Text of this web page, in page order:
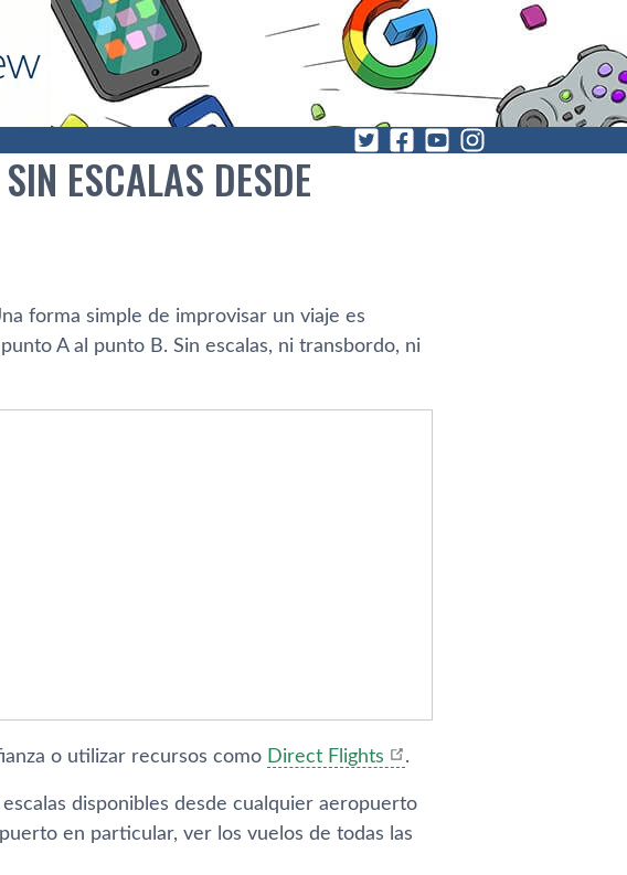
ESCALAS DESDE
forma simple de improvisar un viaje es
A al punto B. Sin escalas, ni transbordo, ni
o utilizar recursos como Direct Flights .
disponibles desde cualquier aeropuerto
en particular, ver los vuelos de todas las